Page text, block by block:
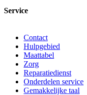
Service
Contact
Hulpgebied
Maattabel
Zorg
Reparatiedienst
Onderdelen service
Gemakkelijke taal